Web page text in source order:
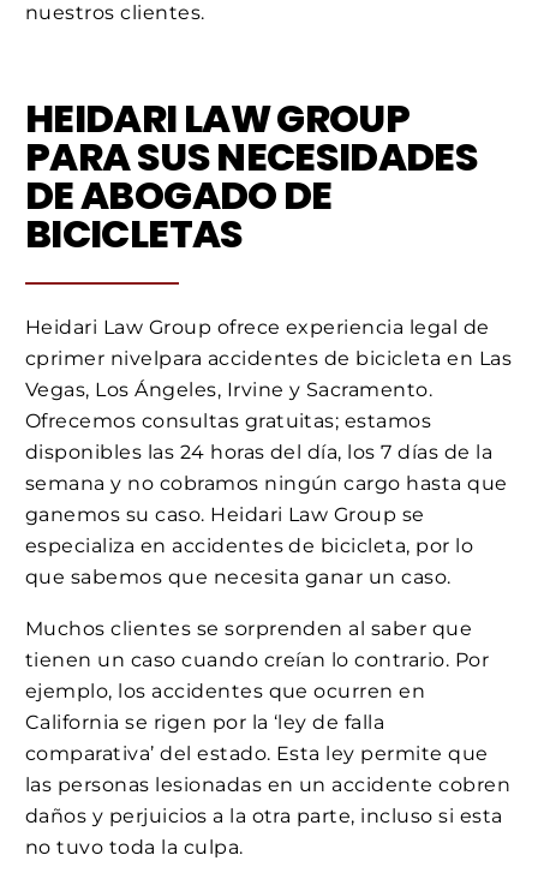
nuestros clientes.
HEIDARI LAW GROUP
PARA SUS NECESIDADES
DE ABOGADO DE
BICICLETAS
Heidari Law Group ofrece experiencia legal de
cprimer nivelpara accidentes de bicicleta en Las
Vegas, Los Ángeles, Irvine y Sacramento.
Ofrecemos consultas gratuitas; estamos
disponibles las 24 horas del día, los 7 días de la
semana y no cobramos ningún cargo hasta que
ganemos su caso. Heidari Law Group se
especializa en accidentes de bicicleta, por lo
que sabemos que necesita ganar un caso.
Muchos clientes se sorprenden al saber que
tienen un caso cuando creían lo contrario. Por
ejemplo, los accidentes que ocurren en
California se rigen por la ‘ley de falla
comparativa’ del estado. Esta ley permite que
las personas lesionadas en un accidente cobren
daños y perjuicios a la otra parte, incluso si esta
no tuvo toda la culpa.